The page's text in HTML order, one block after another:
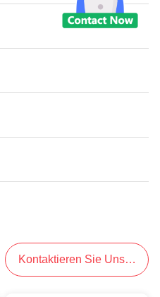
Kontaktieren Sie Uns Jetzt